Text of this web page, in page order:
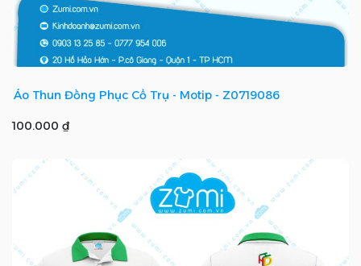
Áo Thun Đồng Phục Cổ Trụ - Motip - Z0719086
100.000 ₫